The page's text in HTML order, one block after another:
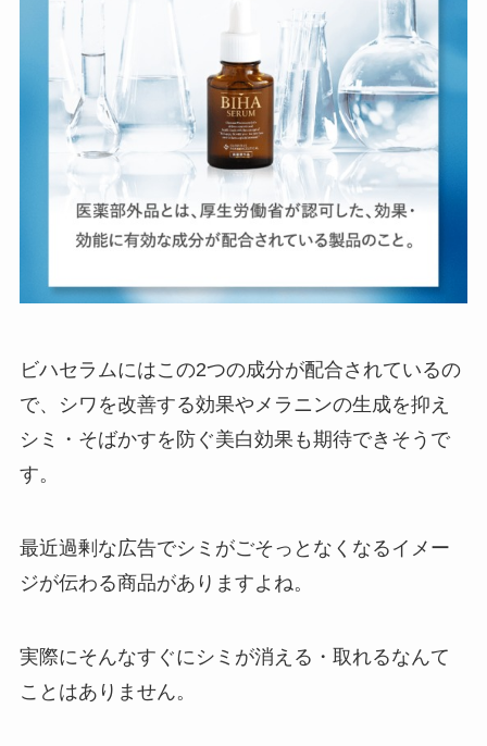
ビハセラムにはこの2つの成分が配合されているの
で、シワを改善する効果やメラニンの生成を抑え
シミ・そばかすを防ぐ美白効果も期待できそうで
す。
最近過剰な広告でシミがごそっとなくなるイメー
ジが伝わる商品がありますよね。
実際にそんなすぐにシミが消える・取れるなんて
ことはありません。